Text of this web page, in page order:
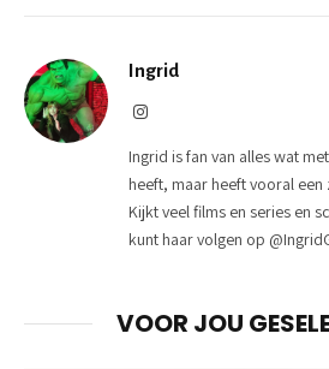
Ingrid
Instagram
Ingrid is fan van alles wat
heeft, maar heeft vooral
Kijkt veel films en series en
kunt haar volgen op
VOOR JOU